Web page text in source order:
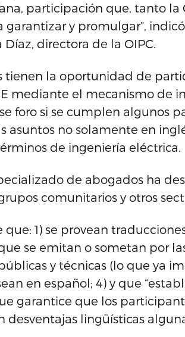
participación que, tanto la
garantizar y promulgar”,
directora de la OIPC.
tienen la oportunidad de
mediante el mecanismo de
foro si se cumplen algunos
asuntos no solamente en
de ingeniería eléctrica.
de abogados ha
comunitarios y otros
1) se provean
se emitan o sometan por
y técnicas (lo que ya
en español; 4) y que
garantice que los
lingüísticas